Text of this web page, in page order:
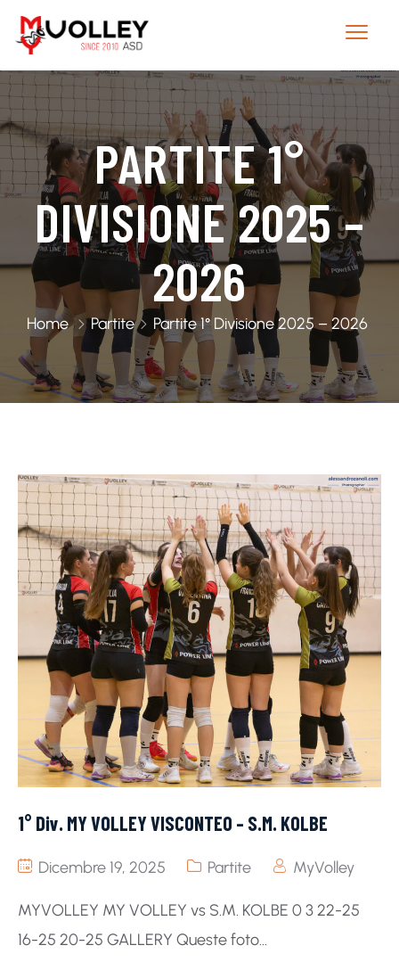
PARTITE 1°
DIVISIONE 2025 –
2026
Home Partite Partite 1° Divisione 2025 – 2026
1° Div. MY VOLLEY VISCONTEO – S.M. KOLBE
Dicembre 19, 2025 Partite MyVolley
MYVOLLEY MY VOLLEY vs S.M. KOLBE 0 3 22-25
16-25 20-25 GALLERY Queste foto...